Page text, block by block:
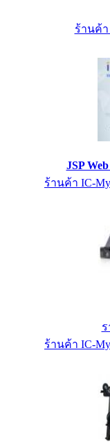
ร้านค้
JSP
ร้านค้า IC-
ร้านค้า IC-